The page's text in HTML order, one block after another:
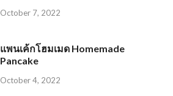
October 7, 2022
แพนเค้กโฮมเมด Homemade
Pancake
October 4, 2022